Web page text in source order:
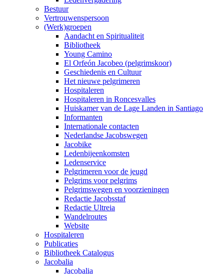
Bestuur
Vertrouwenspersoon
(Werk)groepen
Aandacht en Spiritualiteit
Bibliotheek
Young Camino
El Orfeón Jacobeo (pelgrimskoor)
Geschiedenis en Cultuur
Het nieuwe pelgrimeren
Hospitaleren
Hospitaleren in Roncesvalles
Huiskamer van de Lage Landen in Santiago
Informanten
Internationale contacten
Nederlandse Jacobswegen
Jacobike
Ledenbijeenkomsten
Ledenservice
Pelgrimeren voor de jeugd
Pelgrims voor pelgrims
Pelgrimswegen en voorzieningen
Redactie Jacobsstaf
Redactie Ultreia
Wandelroutes
Website
Hospitaleren
Publicaties
Bibliotheek Catalogus
Jacobalia
Jacobalia